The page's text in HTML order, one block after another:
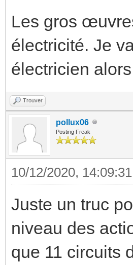
Les gros
électricité. Je
électricien
Trouver
pollux06
Posting Freak
10/12/2020, 14:09:31
Juste un truc
niveau des
que 11 circuits